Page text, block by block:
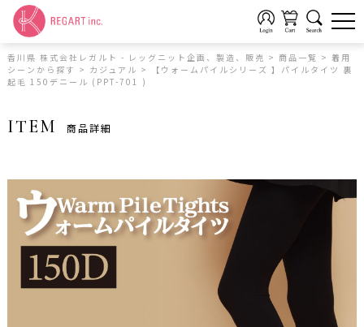
香川県 株式会社レガルト - レッグニット企画、製造、販売 > 商品一覧 > 着用
シーンから探す > カジュアル >
【ウォームパイルシリーズ 】パイルタイツ 裏
起毛 150デニール (PPT-701 )
ITEM 商品詳細